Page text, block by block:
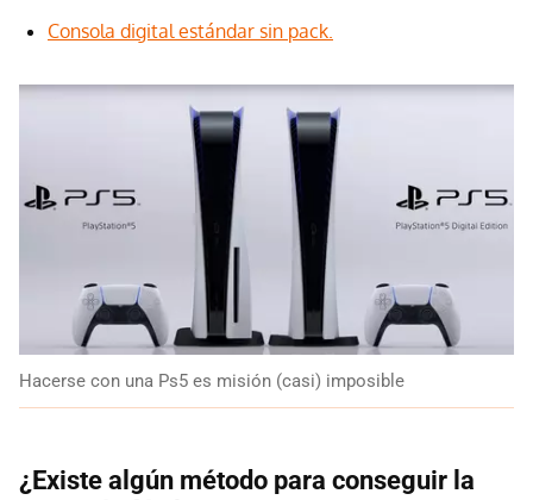
Consola digital estándar sin pack.
Hacerse con una Ps5 es misión (casi) imposible
¿Existe algún método para conseguir la